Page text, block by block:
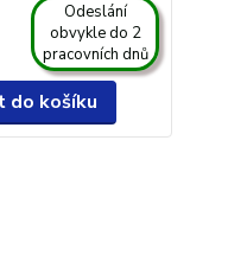
Odeslání
obvykle do 2
pracovních dnů
do košíku